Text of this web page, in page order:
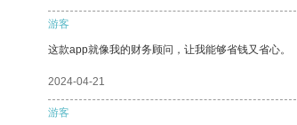
游客
这款app就像我的财务顾问，让我能够省钱又省心。
2024-04-21
游客